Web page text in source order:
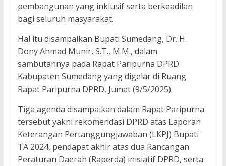
pembangunan yang inklusif serta berkeadilan
bagi seluruh masyarakat.
Hal itu disampaikan Bupati Sumedang, Dr. H.
Dony Ahmad Munir, S.T., M.M., dalam
sambutannya pada Rapat Paripurna DPRD
Kabupaten Sumedang yang digelar di Ruang
Rapat Paripurna DPRD, Jumat (9/5/2025).
Tiga agenda disampaikan dalam Rapat Paripurna
tersebut yakni rekomendasi DPRD atas Laporan
Keterangan Pertanggungjawaban (LKPJ) Bupati
TA 2024, pendapat akhir atas dua Rancangan
Peraturan Daerah (Raperda) inisiatif DPRD, serta